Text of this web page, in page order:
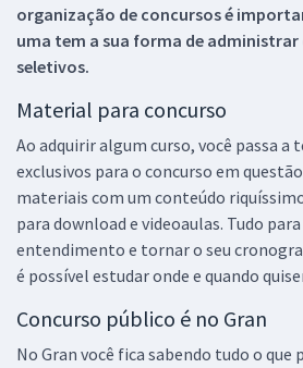
organização de concursos é
uma tem a sua forma de administrar
seletivos.
Material para concurso
Ao adquirir algum curso, você passa a
exclusivos para o concurso em
materiais com um conteúdo
para download e videoaulas. Tudo
entendimento e tornar o seu
é possível estudar onde e quando
Concurso público é no Gran
No Gran você fica sabendo tudo o que